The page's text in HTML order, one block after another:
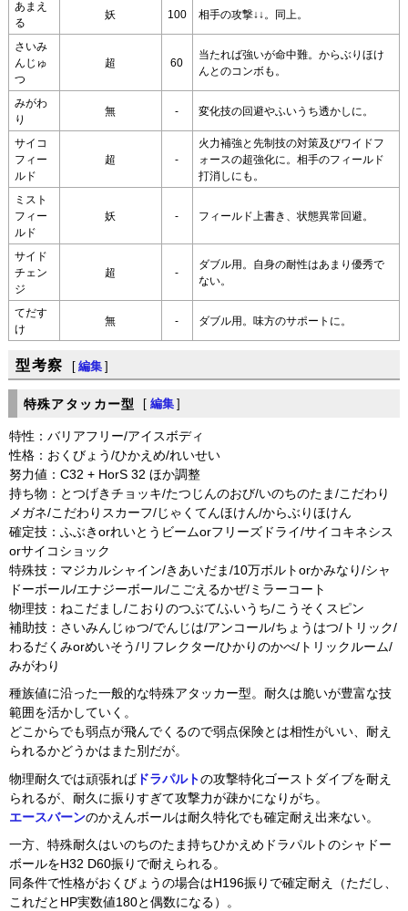
あまえ
る
妖 100 相手の攻撃↓↓。同上。
さいみ
んじゅ
つ
超 60
当たれば強いが命中難。からぶりほけ
んとのコンボも。
みがわ
り
無 - 変化技の回避やふいうち透かしに。
サイコ
フィー
ルド
超 -
火力補強と先制技の対策及びワイドフ
ォースの超強化に。相手のフィールド
打消しにも。
ミスト
フィー
ルド
妖 - フィールド上書き、状態異常回避。
サイド
チェン
ジ
超 -
ダブル用。自身の耐性はあまり優秀で
ない。
てだす
け
無 - ダブル用。味方のサポートに。
型考察 [ 編集 ]
特殊アタッカー型 [ 編集 ]
特性：バリアフリー/アイスボディ
性格：おくびょう/ひかえめ/れいせい
努力値：C32 + HorS 32 ほか調整
持ち物：とつげきチョッキ/たつじんのおび/いのちのたま/こだわり
メガネ/こだわりスカーフ/じゃくてんほけん/からぶりほけん
確定技：ふぶきorれいとうビームorフリーズドライ/サイコキネシス
orサイコショック
特殊技：マジカルシャイン/きあいだま/10万ボルトorかみなり/シャ
ドーボール/エナジーボール/こごえるかぜ/ミラーコート
物理技：ねこだまし/こおりのつぶて/ふいうち/こうそくスピン
補助技：さいみんじゅつ/でんじは/アンコール/ちょうはつ/トリック/
わるだくみorめいそう/リフレクター/ひかりのかべ/トリックルーム/
みがわり
種族値に沿った一般的な特殊アタッカー型。耐久は脆いが豊富な技
範囲を活かしていく。
どこからでも弱点が飛んでくるので弱点保険とは相性がいい、耐え
られるかどうかはまた別だが。
物理耐久では頑張ればドラパルトの攻撃特化ゴーストダイブを耐え
られるが、耐久に振りすぎて攻撃力が疎かになりがち。
エースバーンのかえんボールは耐久特化でも確定耐え出来ない。
一方、特殊耐久はいのちのたま持ちひかえめドラパルトのシャドー
ボールをH32 D60振りで耐えられる。
同条件で性格がおくびょうの場合はH196振りで確定耐え（ただし、
これだとHP実数値180と偶数になる）。